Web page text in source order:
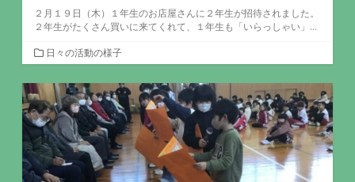
２月１９日（木）１年生のお店屋さんに２年生が招待されました。
２年生がたくさん買いに来てくれて、１年生も「いらっしゃい」...
カ
テ
ゴ
リ
ー
日々の活動の様子